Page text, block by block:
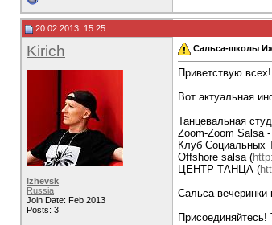
20.02.2013, 15:25
Kirich
Izhevsk
Russia
Join Date: Feb 2013
Posts: 3
Сальса-школы
Приветствую всех!
Вот актуальная
Танцевальная
Zoom-Zoom Salsa
Клуб Социальных
Offshore salsa (
ЦЕНТР ТАНЦА (
Сальса-вечеринки
Присоединяйтесь!